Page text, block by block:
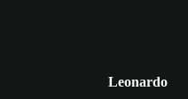
Leonardo